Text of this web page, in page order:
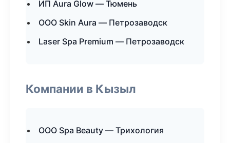
ИП Aura Glow — Тюмень
ООО Skin Aura — Петрозаводск
Laser Spa Premium — Петрозаводск
Компании в Кызыл
ООО Spa Beauty — Трихология